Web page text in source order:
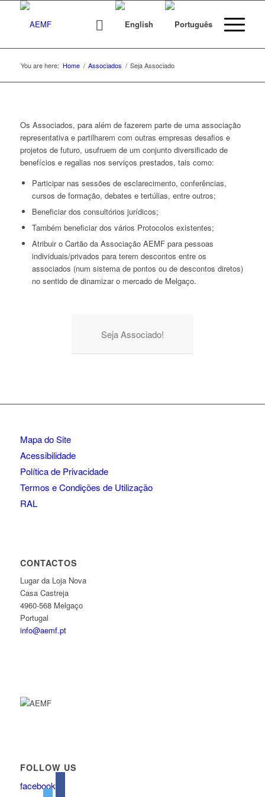
You are here: Home / Associados / Seja Associado
Os Associados, para além de fazerem parte de uma associação
representativa e partilharem com outras empresas desafios e
projetos de futuro, usufruem de um conjunto diversificado de
benefícios e regalias nos serviços prestados, tais como:
Participar nas sessões de esclarecimento, conferências,
cursos de formação, debates e tertúlias, entre outros;
Beneficiar dos consultórios jurídicos;
Também beneficiar dos vários Protocolos existentes;
Atribuir o Cartão da Associação AEMF para pessoas
individuais/privados para terem descontos entre os
associados (num sistema de pontos ou de descontos diretos)
no sentido de dinamizar o mercado de Melgaço.
Seja Associado!
Mapa do Site
Acessibilidade
Política de Privacidade
Termos e Condições de Utilização
RAL
CONTACTOS
Lugar da Loja Nova
Casa Castreja
4960-568 Melgaço
Portugal
info@aemf.pt
FOLLOW US
facebook